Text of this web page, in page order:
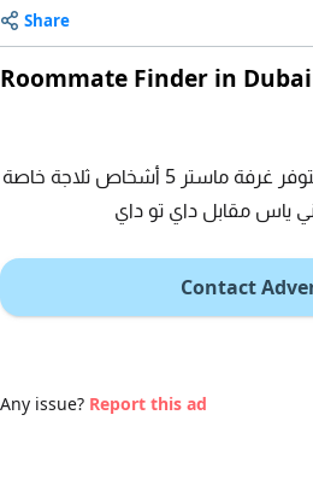
Share
Roommate Finder in
يوجد لدينا شقة بنات فقط. متوفر غرفة ماستر 5 أشخاص ثلاجة خاصة
ياس مقابل داي تو داي
Contact
Any issue? Report this ad